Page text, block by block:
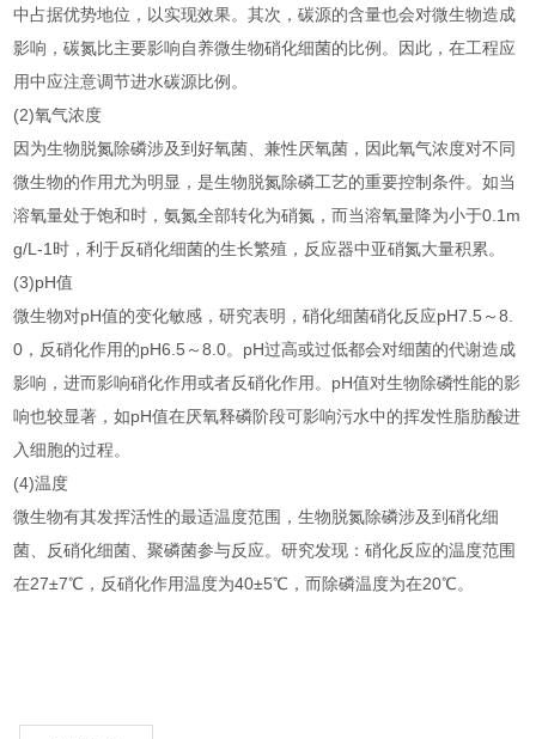
中占据优势地位，以实现效果。其次，碳源的含量也会对微生物造成
影响，碳氮比主要影响自养微生物硝化细菌的比例。因此，在工程应
用中应注意调节进水碳源比例。
(2)氧气浓度
因为生物脱氮除磷涉及到好氧菌、兼性厌氧菌，因此氧气浓度对不同
微生物的作用尤为明显，是生物脱氮除磷工艺的重要控制条件。如当
溶氧量处于饱和时，氨氮全部转化为硝氮，而当溶氧量降为小于0.1m
g/L-1时，利于反硝化细菌的生长繁殖，反应器中亚硝氮大量积累。
(3)pH值
微生物对pH值的变化敏感，研究表明，硝化细菌硝化反应pH7.5～8.
0，反硝化作用的pH6.5～8.0。pH过高或过低都会对细菌的代谢造成
影响，进而影响硝化作用或者反硝化作用。pH值对生物除磷性能的影
响也较显著，如pH值在厌氧释磷阶段可影响污水中的挥发性脂肪酸进
入细胞的过程。
(4)温度
微生物有其发挥活性的最适温度范围，生物脱氮除磷涉及到硝化细
菌、反硝化细菌、聚磷菌参与反应。研究发现：硝化反应的温度范围
在27±7℃，反硝化作用温度为40±5℃，而除磷温度为在20℃。